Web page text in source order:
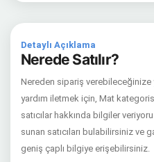
Detaylı Açıklama
Nerede Satılır?
Nereden sipariş verebileceğinize
yardım iletmek için, Mat
satıcılar hakkında bilgiler
sunan satıcıları bulabilirsiniz ve
geniş çaplı bilgiye erişebilirsiniz.